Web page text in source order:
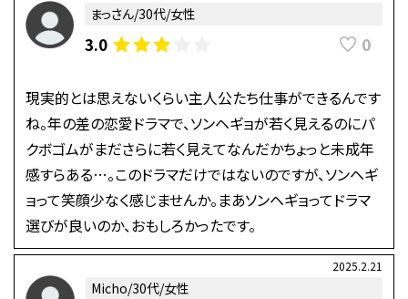
まっさん/30代/女性
3.0 0
現実的とは思えないくらい主人公たち仕事ができるんです
ね。年の差の恋愛ドラマで、ソンヘギョが若く見えるのにパ
クボゴムがまださらに若く見えてなんだかちょっと未成年
感すらある…。このドラマだけではないのですが、ソンヘギ
ョって笑顔少なく感じませんか。まあソンヘギョってドラマ
選びが良いのか、おもしろかったです。
2025.2.21
Micho/30代/女性